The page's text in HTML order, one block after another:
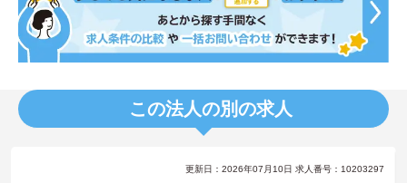
この法人の別の求人
更新日：2026年07月10日 求人番号：10203297